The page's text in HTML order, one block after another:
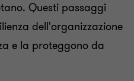
Questi passaggi
dell'organizzazione
e la proteggono da